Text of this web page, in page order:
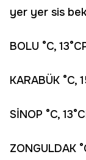
yer yer sis
BOLU °C,
KARABÜK °C,
SİNOP °C,
ZONGULDAK